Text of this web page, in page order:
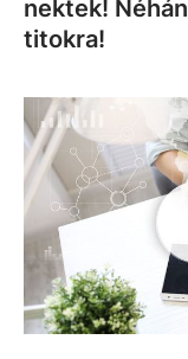
nektek!
titokra!